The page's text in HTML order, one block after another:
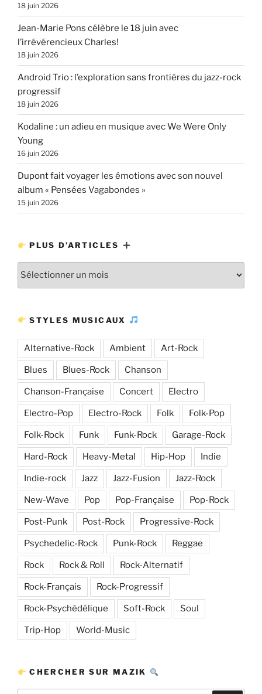
18 juin 2026
Jean-Marie Pons célèbre le 18 juin avec
l’irrévérencieux Charles!
18 juin 2026
Android Trio : l’exploration sans frontières du jazz-rock
progressif
18 juin 2026
Kodaline : un adieu en musique avec We Were Only
Young
16 juin 2026
Dupont fait voyager les émotions avec son nouvel
album « Pensées Vagabondes »
15 juin 2026
PLUS D’ARTICLES
STYLES MUSICAUX
Alternative-Rock Ambient Art-Rock
Blues Blues-Rock Chanson
Chanson-Française Concert Electro
Electro-Pop Electro-Rock Folk Folk-Pop
Folk-Rock Funk Funk-Rock Garage-Rock
Hard-Rock Heavy-Metal Hip-Hop Indie
Indie-rock Jazz Jazz-Fusion Jazz-Rock
New-Wave Pop Pop-Française Pop-Rock
Post-Punk Post-Rock Progressive-Rock
Psychedelic-Rock Punk-Rock Reggae
Rock Rock & Roll Rock-Alternatif
Rock-Français Rock-Progressif
Rock-Psychédélique Soft-Rock Soul
Trip-Hop World-Music
CHERCHER SUR MAZIK